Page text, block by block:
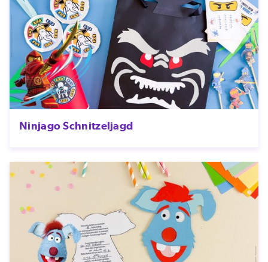
Ninjago Schnitzeljagd